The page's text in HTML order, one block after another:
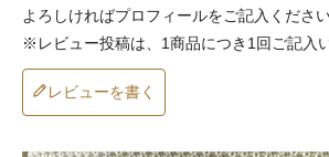
よろしければプロフィールをご記入ください
※レビュー投稿は、1商品につき1回ご記入
レビューを書く